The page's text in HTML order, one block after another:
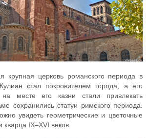
крупная церковь романского периода в
стал покровителем города, а его
месте его казни стали привлекать
сохранились статуи римского периода.
увидеть геометрические и цветочные
кварца IX–XVI веков.